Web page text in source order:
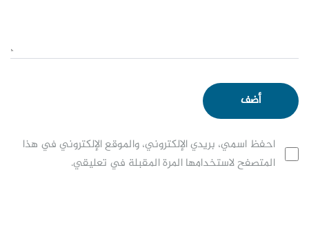
احفظ اسمي، بريدي الإلكتروني، والموقع الإلكتروني في هذا
المتصفح لاستخدامها المرة المقبلة في تعليقي.